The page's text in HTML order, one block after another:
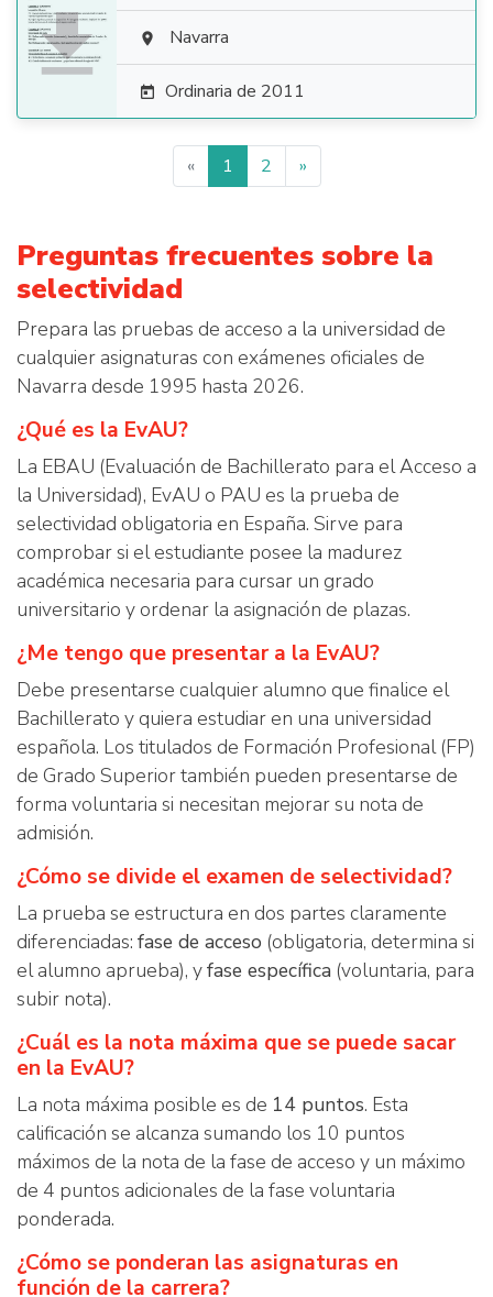
  Navarra
 Ordinaria de 2011
« 1 2 »
Preguntas frecuentes sobre la
selectividad
Prepara las pruebas de acceso a la universidad de
cualquier asignaturas con exámenes oficiales de
Navarra desde 1995 hasta 2026.
¿Qué es la EvAU?
La EBAU (Evaluación de Bachillerato para el Acceso a
la Universidad), EvAU o PAU es la prueba de
selectividad obligatoria en España. Sirve para
comprobar si el estudiante posee la madurez
académica necesaria para cursar un grado
universitario y ordenar la asignación de plazas.
¿Me tengo que presentar a la EvAU?
Debe presentarse cualquier alumno que finalice el
Bachillerato y quiera estudiar en una universidad
española. Los titulados de Formación Profesional (FP)
de Grado Superior también pueden presentarse de
forma voluntaria si necesitan mejorar su nota de
admisión.
¿Cómo se divide el examen de selectividad?
La prueba se estructura en dos partes claramente
diferenciadas: fase de acceso (obligatoria, determina si
el alumno aprueba), yfase específica (voluntaria, para
subir nota).
¿Cuál es la nota máxima que se puede sacar
en la EvAU?
La nota máxima posible es de 14 puntos. Esta
calificación se alcanza sumando los 10 puntos
máximos de la nota de la fase de acceso y un máximo
de 4 puntos adicionales de la fase voluntaria
ponderada.
¿Cómo se ponderan las asignaturas en
función de la carrera?